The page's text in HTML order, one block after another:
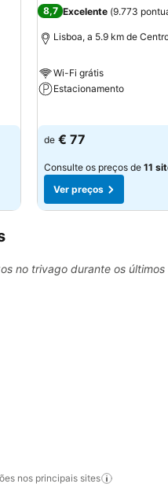
8,7 Excelente (9.773
Lisboa, a 5.9 km de
Wi-Fi grátis
Estacionamento
de € 77
Consulte os preços de 11
Ver preços
no trivago durante os
nos principais sites